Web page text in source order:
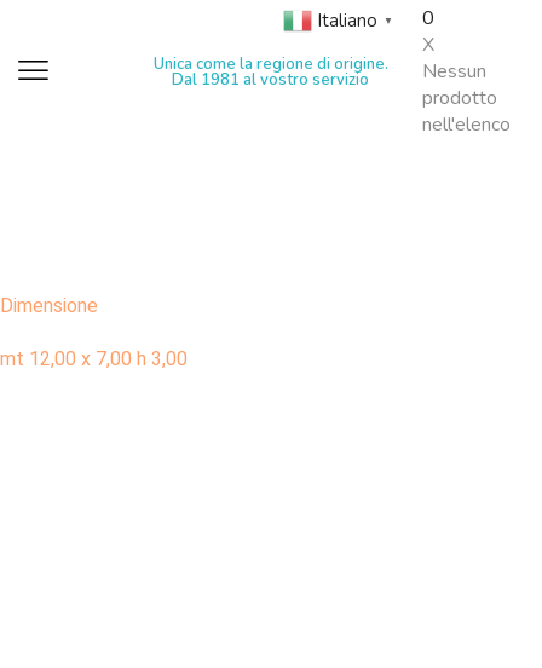
Italiano ▼
Unica come la regione di origine.
Dal 1981 al vostro servizio
0
X
Nessun
prodotto
nell'elenco
Dimensione
mt 12,00 x 7,00 h 3,00